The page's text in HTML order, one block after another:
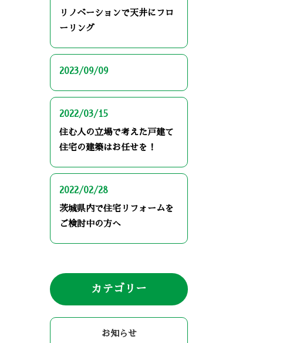
リノベーションで天井にフロ
ーリング
2023/09/09
2022/03/15
住む人の立場で考えた戸建て
住宅の建築はお任せを！
2022/02/28
茨城県内で住宅リフォームを
ご検討中の方へ
カテゴリー
お知らせ